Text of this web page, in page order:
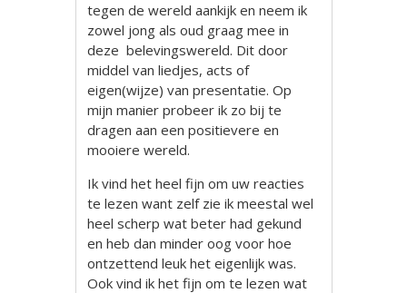
tegen de wereld aankijk en neem ik
zowel jong als oud graag mee in
deze belevingswereld. Dit door
middel van liedjes, acts of
eigen(wijze) van presentatie. Op
mijn manier probeer ik zo bij te
dragen aan een positievere en
mooiere wereld.
Ik vind het heel fijn om uw reacties
te lezen want zelf zie ik meestal wel
heel scherp wat beter had gekund
en heb dan minder oog voor hoe
ontzettend leuk het eigenlijk was.
Ook vind ik het fijn om te lezen wat